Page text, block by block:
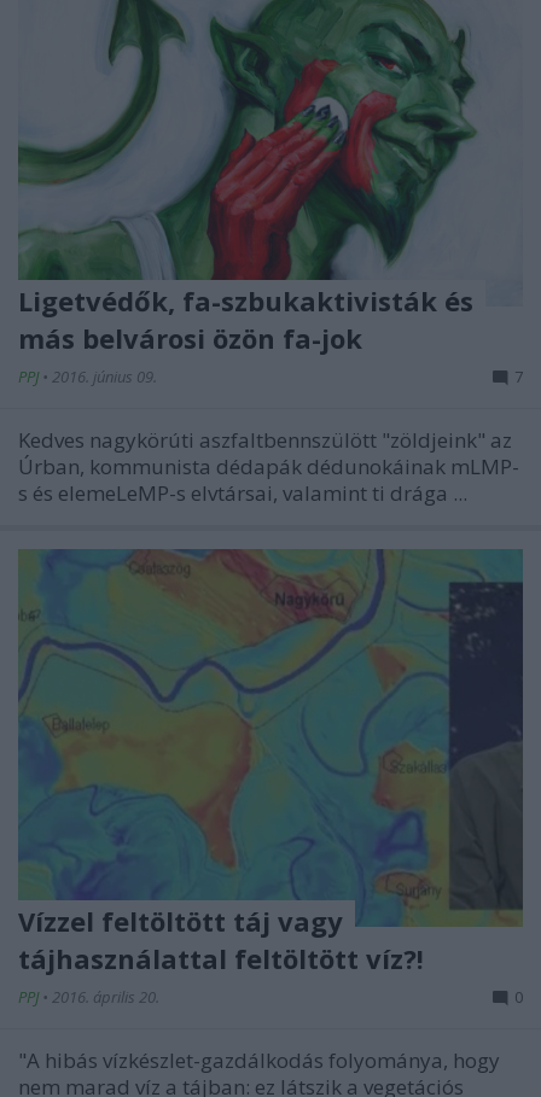
Ligetvédők, fa-szbukaktivisták és
más belvárosi özön fa-jok
PPJ • 2016. június 09. 7
Kedves nagykörúti aszfaltbennszülött "zöldjeink" az
Úrban, kommunista dédapák dédunokáinak mLMP-
s és elemeLeMP-s elvtársai, valamint ti drága ...
Vízzel feltöltött táj vagy
tájhasználattal feltöltött víz?!
PPJ • 2016. április 20. 0
"A hibás vízkészlet-gazdálkodás folyománya, hogy
nem marad víz a tájban: ez látszik a vegetációs